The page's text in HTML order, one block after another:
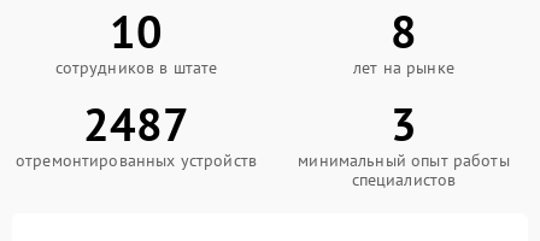
10
сотрудников в штате
8
лет на рынке
2487
отремонтированных устройств
3
минимальный опыт работы
специалистов